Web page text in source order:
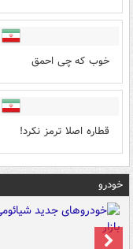
خوب که چی احمق
قطاره اصلا ترمز نکرد!
خودرو